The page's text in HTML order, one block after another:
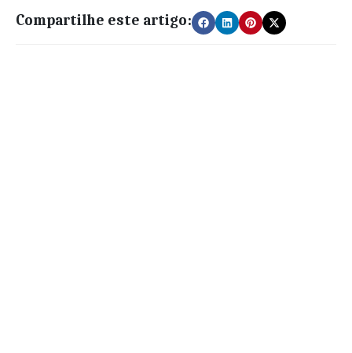
Compartilhe este artigo: